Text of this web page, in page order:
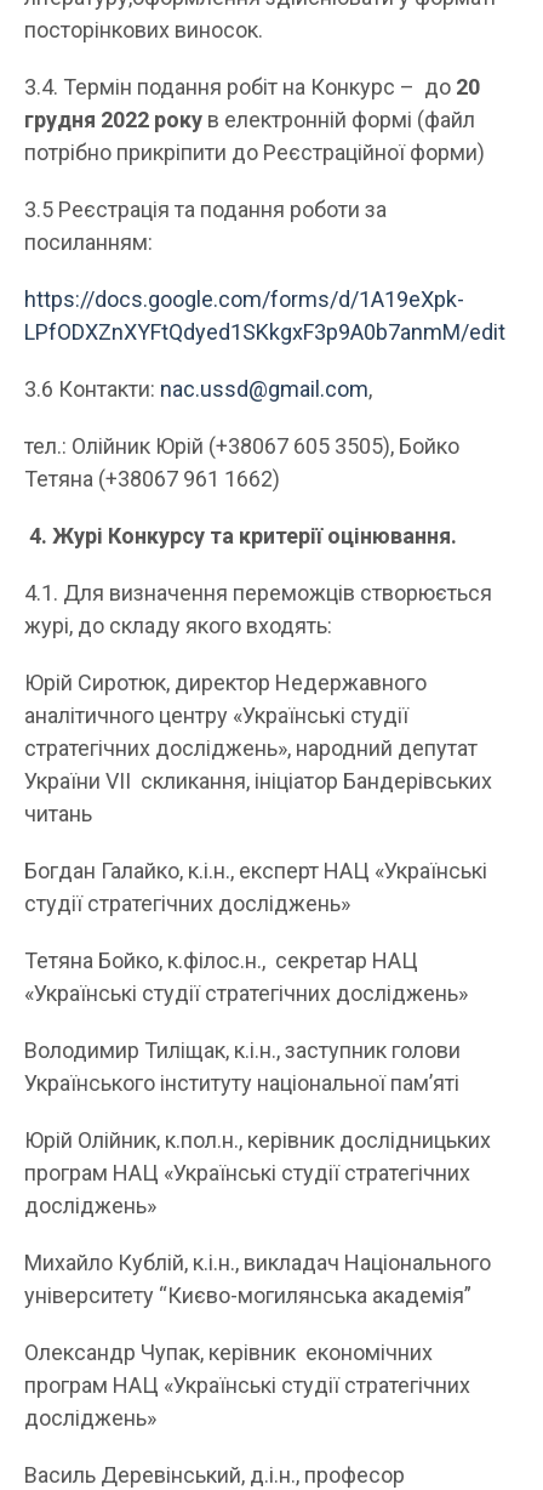
посторінкових виносок.
3.4. Термін подання робіт на Конкурс – до 20
грудня 2022 року в електронній формі (файл
потрібно прикріпити до Реєстраційної форми)
3.5 Реєстрація та подання роботи за
посиланням:
https://docs.google.com/forms/d/1A19eXpk-
LPfODXZnXYFtQdyed1SKkgxF3p9A0b7anmM/edit
3.6 Контакти: nac.ussd@gmail.com,
тел.: Олійник Юрій (+38067 605 3505), Бойко
Тетяна (+38067 961 1662)
4. Журі Конкурсу та критерії оцінювання.
4.1. Для визначення переможців створюється
журі, до складу якого входять:
Юрій Сиротюк, директор Недержавного
аналітичного центру «Українські студії
стратегічних досліджень», народний депутат
України VII скликання, ініціатор Бандерівських
читань
Богдан Галайко, к.і.н., експерт НАЦ «Українські
студії стратегічних досліджень»
Тетяна Бойко, к.філос.н., секретар НАЦ
«Українські студії стратегічних досліджень»
Володимир Тиліщак, к.і.н., заступник голови
Українського інституту національної пам’яті
Юрій Олійник, к.пол.н., керівник дослідницьких
програм НАЦ «Українські студії стратегічних
досліджень»
Михайло Кублій, к.і.н., викладач Національного
університету “Києво-могилянська академія”
Олександр Чупак, керівник економічних
програм НАЦ «Українські студії стратегічних
досліджень»
Василь Деревінський, д.і.н., професор